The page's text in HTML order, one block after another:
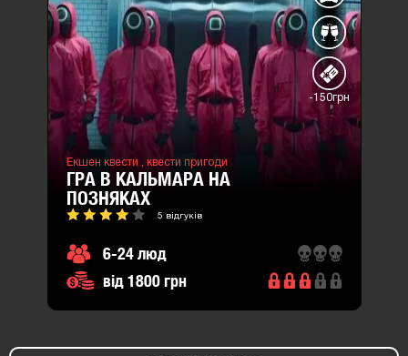
-150грн
Екшен квести , квести пригоди
ГРА В КАЛЬМАРА НА
ПОЗНЯКАХ
5 відгуків
6-24 люд
від 1800 грн